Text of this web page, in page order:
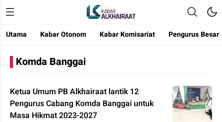
Kabar Alkhairaat
Mengabarkan Kebaikan
Utama Kabar Otonom Kabar Komisariat Pengurus Besar
Komda Banggai
Ketua Umum PB Alkhairaat lantik 12
Pengurus Cabang Komda Banggai untuk
Masa Hikmat 2023-2027